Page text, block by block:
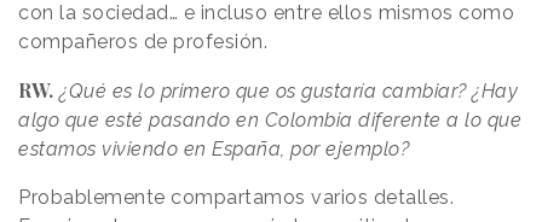
con la sociedad… e incluso entre ellos mismos como
compañeros de profesión.
RW.¿Qué es lo primero que os gustaría cambiar? ¿Hay
algo que esté pasando en Colombia diferente a lo que
estamos viviendo en España, por ejemplo?
Probablemente compartamos varios detalles.